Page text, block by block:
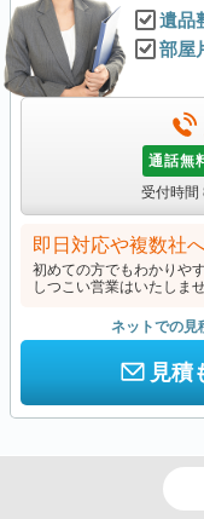
遺品
部屋
通話無
受付時間
即日対応や複数社
初めての方でもわかりや
しつこい営業はいたしま
ネットでの見
見積